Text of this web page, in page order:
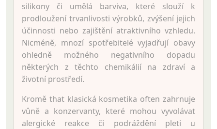
silikony či umělá barviva, které slouží k
prodloužení trvanlivosti výrobků, zvýšení jejich
účinnosti nebo zajištění atraktivního vzhledu.
Nicméně, mnozí spotřebitelé vyjadřují obavy
ohledně možného negativního dopadu
některých z těchto chemikálií na zdraví a
životní prostředí.
Kromě that klasická kosmetika often zahrnuje
vůně a konzervanty, které mohou vyvolávat
alergické reakce či podráždění pleti u